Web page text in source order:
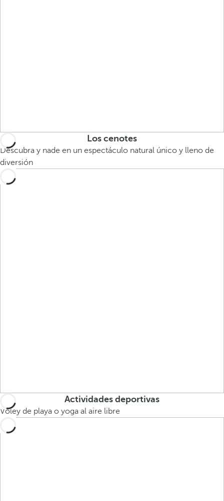
Los cenotes
Descubra y nade en un espectáculo natural único y lleno de
diversión
Actividades deportivas
Vóley de playa o yoga al aire libre